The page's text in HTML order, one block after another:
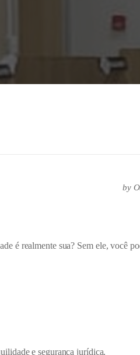
by
é realmente sua? Sem ele, você
e segurança jurídica.